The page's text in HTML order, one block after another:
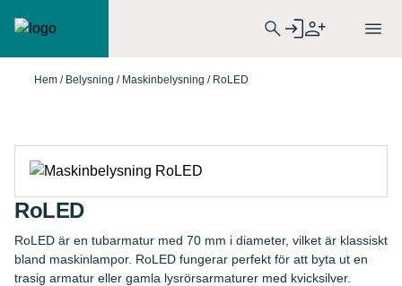
Hem / Belysning / Maskinbelysning / RoLED
RoLED
RoLED är en tubarmatur med 70 mm i diameter, vilket är klassiskt
bland maskinlampor. RoLED fungerar perfekt för att byta ut en
trasig armatur eller gamla lysrörsarmaturer med kvicksilver.